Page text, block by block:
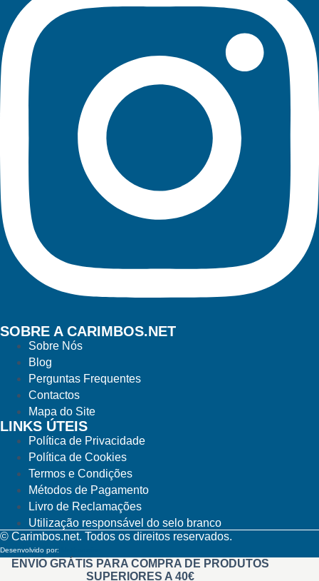
SOBRE A CARIMBOS.NET
Sobre Nós
Blog
Perguntas Frequentes
Contactos
Mapa do Site
LINKS ÚTEIS
Política de Privacidade
Política de Cookies
Termos e Condições
Métodos de Pagamento
Livro de Reclamações
Utilização responsável do selo branco
© Carimbos.net. Todos os direitos reservados.
Desenvolvido por:
ENVIO GRÁTIS PARA COMPRA DE PRODUTOS
SUPERIORES A 40€